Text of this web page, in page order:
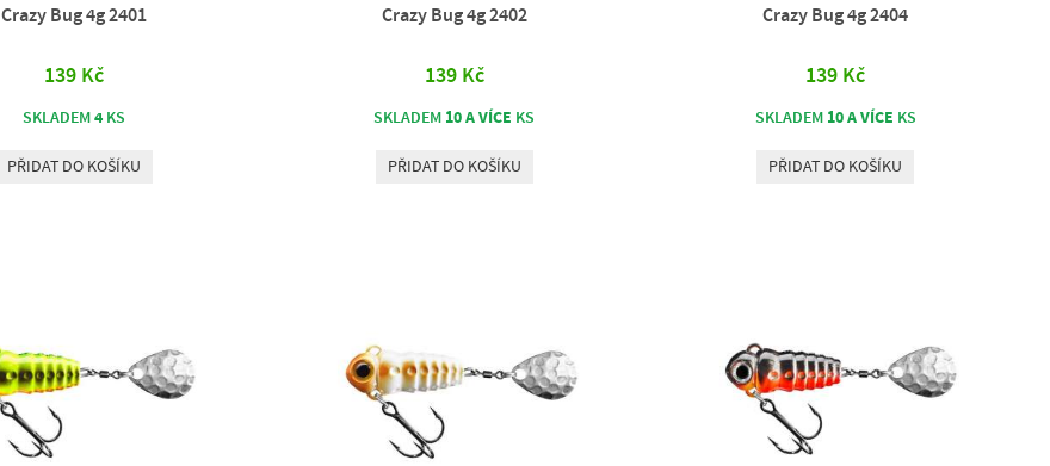
Crazy Bug 4g 2401
139 Kč
SKLADEM4KS
PŘIDAT DO KOŠÍKU
Crazy Bug 4g 2402
139 Kč
SKLADEM 10 A VÍCE KS
PŘIDAT DO KOŠÍKU
Crazy Bug 4g 2404
139 Kč
SKLADEM 10 A VÍCE KS
PŘIDAT DO KOŠÍKU